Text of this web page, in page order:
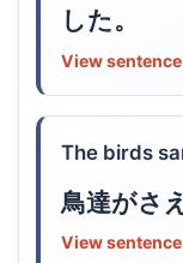
した。
View
The birds
鳥達がさ
View